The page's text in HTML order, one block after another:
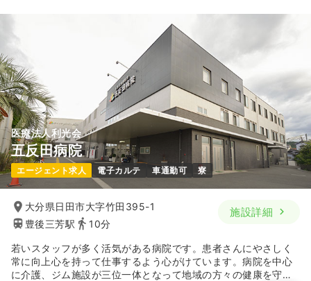
（休憩60分）
月給26万円以上可
気になる 詳細を見る
日勤のみ（パート） 一時募集休止
給与 時給1,250円〜
時間 8:30～17:00（休憩60分）
日祝休み
時給1,200円以上可
気になる 詳細を見る
医療法人利光会
五反田病院
エージェント求人 電子カルテ 車通勤可 寮
大分県日田市大字竹田395-1
豊後三芳駅
10分
施設詳細
若いスタッフが多く活気がある病院です。患者さんにやさしく
常に向上心を持って仕事するよう心がけています。病院を中心
に介護、ジム施設が三位一体となって地域の方々の健康を守り